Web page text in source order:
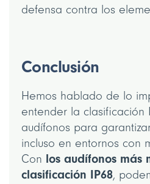
defensa contra los
Conclusión
Hemos hablado de lo
entender la clasificación
audífonos para
incluso en entornos con
Con los audífonos más
clasificación IP68,